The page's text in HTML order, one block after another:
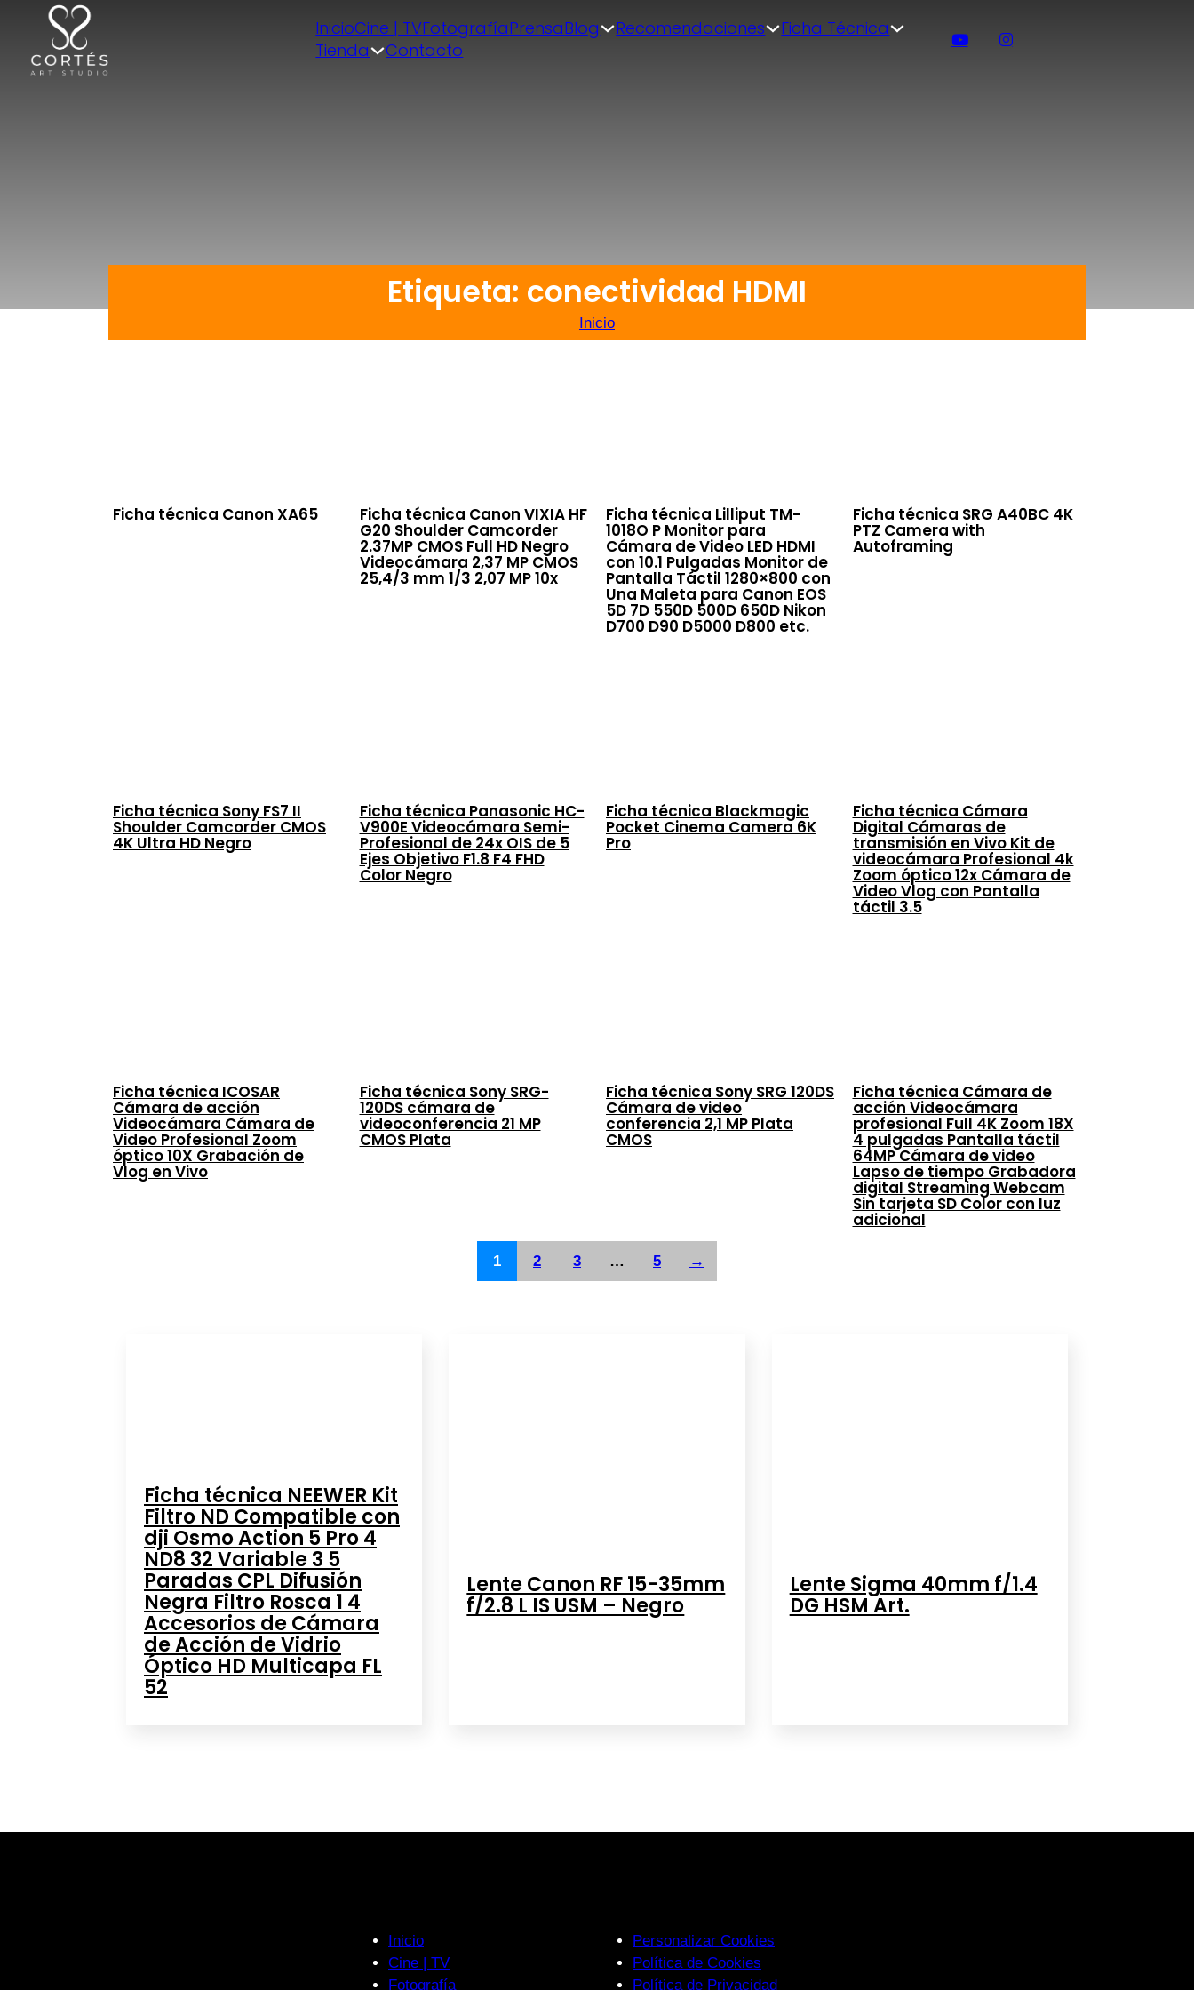
InicioCine | TVFotografíaPrensaBlog Recomendaciones
Ficha Técnica
Tienda
Contacto
Etiqueta: conectividad HDMI
Inicio
Ficha técnica Canon XA65 Ficha técnica Canon VIXIA HF
G20 Shoulder Camcorder
2.37MP CMOS Full HD Negro
Videocámara 2,37 MP CMOS
25,4/3 mm 1/3 2,07 MP 10x
Ficha técnica Lilliput TM-
1018O P Monitor para
Cámara de Video LED HDMI
con 10.1 Pulgadas Monitor de
Pantalla Táctil 1280×800 con
Una Maleta para Canon EOS
5D 7D 550D 500D 650D Nikon
D700 D90 D5000 D800 etc.
Ficha técnica SRG A40BC 4K
PTZ Camera with
Autoframing
Ficha técnica Sony FS7 II
Shoulder Camcorder CMOS
4K Ultra HD Negro
Ficha técnica Panasonic HC-
V900E Videocámara Semi-
Profesional de 24x OIS de 5
Ejes Objetivo F1.8 F4 FHD
Color Negro
Ficha técnica Blackmagic
Pocket Cinema Camera 6K
Pro
Ficha técnica Cámara
Digital Cámaras de
transmisión en Vivo Kit de
videocámara Profesional 4k
Zoom óptico 12x Cámara de
Video Vlog con Pantalla
táctil 3.5
Ficha técnica ICOSAR
Cámara de acción
Videocámara Cámara de
Video Profesional Zoom
óptico 10X Grabación de
Vlog en Vivo
Ficha técnica Sony SRG-
120DS cámara de
videoconferencia 21 MP
CMOS Plata
Ficha técnica Sony SRG 120DS
Cámara de video
conferencia 2,1 MP Plata
CMOS
Ficha técnica Cámara de
acción Videocámara
profesional Full 4K Zoom 18X
4 pulgadas Pantalla táctil
64MP Cámara de video
Lapso de tiempo Grabadora
digital Streaming Webcam
Sin tarjeta SD Color con luz
adicional
1 2 3 … 5 →
Ficha técnica NEEWER Kit
Filtro ND Compatible con
dji Osmo Action 5 Pro 4
ND8 32 Variable 3 5
Paradas CPL Difusión
Negra Filtro Rosca 1 4
Accesorios de Cámara
de Acción de Vidrio
Óptico HD Multicapa FL
52
Lente Canon RF 15-35mm
f/2.8 L IS USM – Negro
Lente Sigma 40mm f/1.4
DG HSM Art.
Inicio
Cine | TV
Fotografía
Personalizar Cookies
Política de Cookies
Política de Privacidad